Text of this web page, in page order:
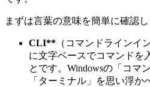
まずは言葉の意味を簡単に確認し
CLI** （コマンドラインイ
に文字ベースでコマンドを
とです。Windowsの「コマ
「ターミナル」を思い浮